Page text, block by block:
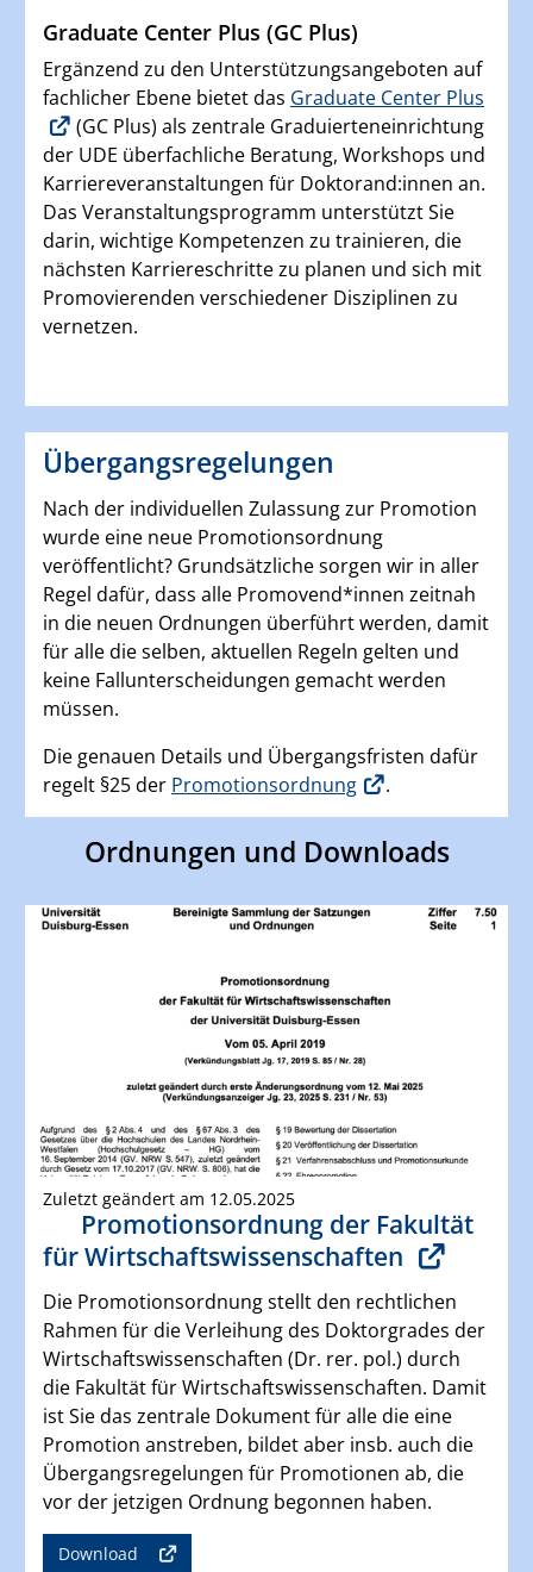
Graduate Center Plus (GC Plus)
Ergänzend zu den Unterstützungsangeboten auf
fachlicher Ebene bietet das Graduate Center Plus
(GC Plus) als zentrale Graduierteneinrichtung
der UDE überfachliche Beratung, Workshops und
Karriereveranstaltungen für Doktorand:innen an.
Das Veranstaltungsprogramm unterstützt Sie
darin, wichtige Kompetenzen zu trainieren, die
nächsten Karriereschritte zu planen und sich mit
Promovierenden verschiedener Disziplinen zu
vernetzen.
Übergangsregelungen
Nach der individuellen Zulassung zur Promotion
wurde eine neue Promotionsordnung
veröffentlicht? Grundsätzliche sorgen wir in aller
Regel dafür, dass alle Promovend*innen zeitnah
in die neuen Ordnungen überführt werden, damit
für alle die selben, aktuellen Regeln gelten und
keine Fallunterscheidungen gemacht werden
müssen.
Die genauen Details und Übergangsfristen dafür
regelt §25 der Promotionsordnung .
Ordnungen und Downloads
Zuletzt geändert am 12.05.2025
Promotionsordnung der Fakultät
für Wirtschaftswissenschaften
Die Promotionsordnung stellt den rechtlichen
Rahmen für die Verleihung des Doktorgrades der
Wirtschaftswissenschaften (Dr. rer. pol.) durch
die Fakultät für Wirtschaftswissenschaften. Damit
ist Sie das zentrale Dokument für alle die eine
Promotion anstreben, bildet aber insb. auch die
Übergangsregelungen für Promotionen ab, die
vor der jetzigen Ordnung begonnen haben.
Download